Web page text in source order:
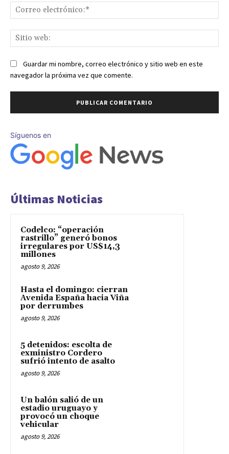
Guardar mi nombre, correo electrónico y sitio web en este
navegador la próxima vez que comente.
Síguenos en
Últimas Noticias
Codelco: “operación
rastrillo” generó bonos
irregulares por US$14,3
millones
agosto 9, 2026
Hasta el domingo: cierran
Avenida España hacia Viña
por derrumbes
agosto 9, 2026
5 detenidos: escolta de
exministro Cordero
sufrió intento de asalto
agosto 9, 2026
Un balón salió de un
estadio uruguayo y
provocó un choque
vehicular
agosto 9, 2026